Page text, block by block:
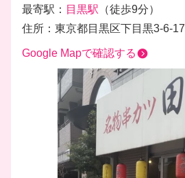
最寄駅： 目黒駅 （徒歩9分）
住所：東京都目黒区下目黒3-6-17
Google Mapで確認する